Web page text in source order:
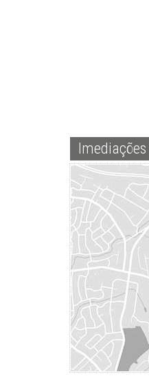
Imediações